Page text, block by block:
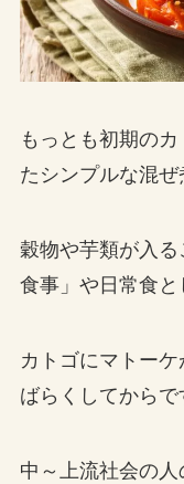
もっとも初期の
たシンプルな混ぜ
穀物や芋類が入
食事」や日常食と
カトゴにマトー
ばらくしてからで
中～上流社会の